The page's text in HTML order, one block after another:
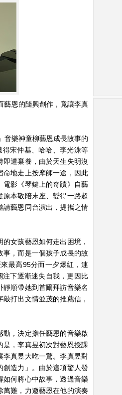
藝恩的隨興創作，竟讓李真
音樂神童柳藝恩成長故事的
宋仲基、哈哈、李光洙等
遭棄養，由於天生失明沒
命地走上按摩師一途，因此
電影《琴鍵上的奇蹟》自藝
原本敬陪末座、變得一路超
請藝恩同台演出，提攜之情
女孩藝恩如何走出困境，
，而是一個孩子成長的故
最高95分而一夕爆紅，連
下逐漸迷失自我，更因比
順帶她到首爾拜訪音樂名
打出文情並茂的推薦信，
動，決定擔任藝恩的音樂啟
，李真昱初次對藝恩授課
李真昱大吃一驚。李真昱對
造力」。由於這項驚人發
何將心中故事，透過音樂
難，力邀藝恩在他的演奏